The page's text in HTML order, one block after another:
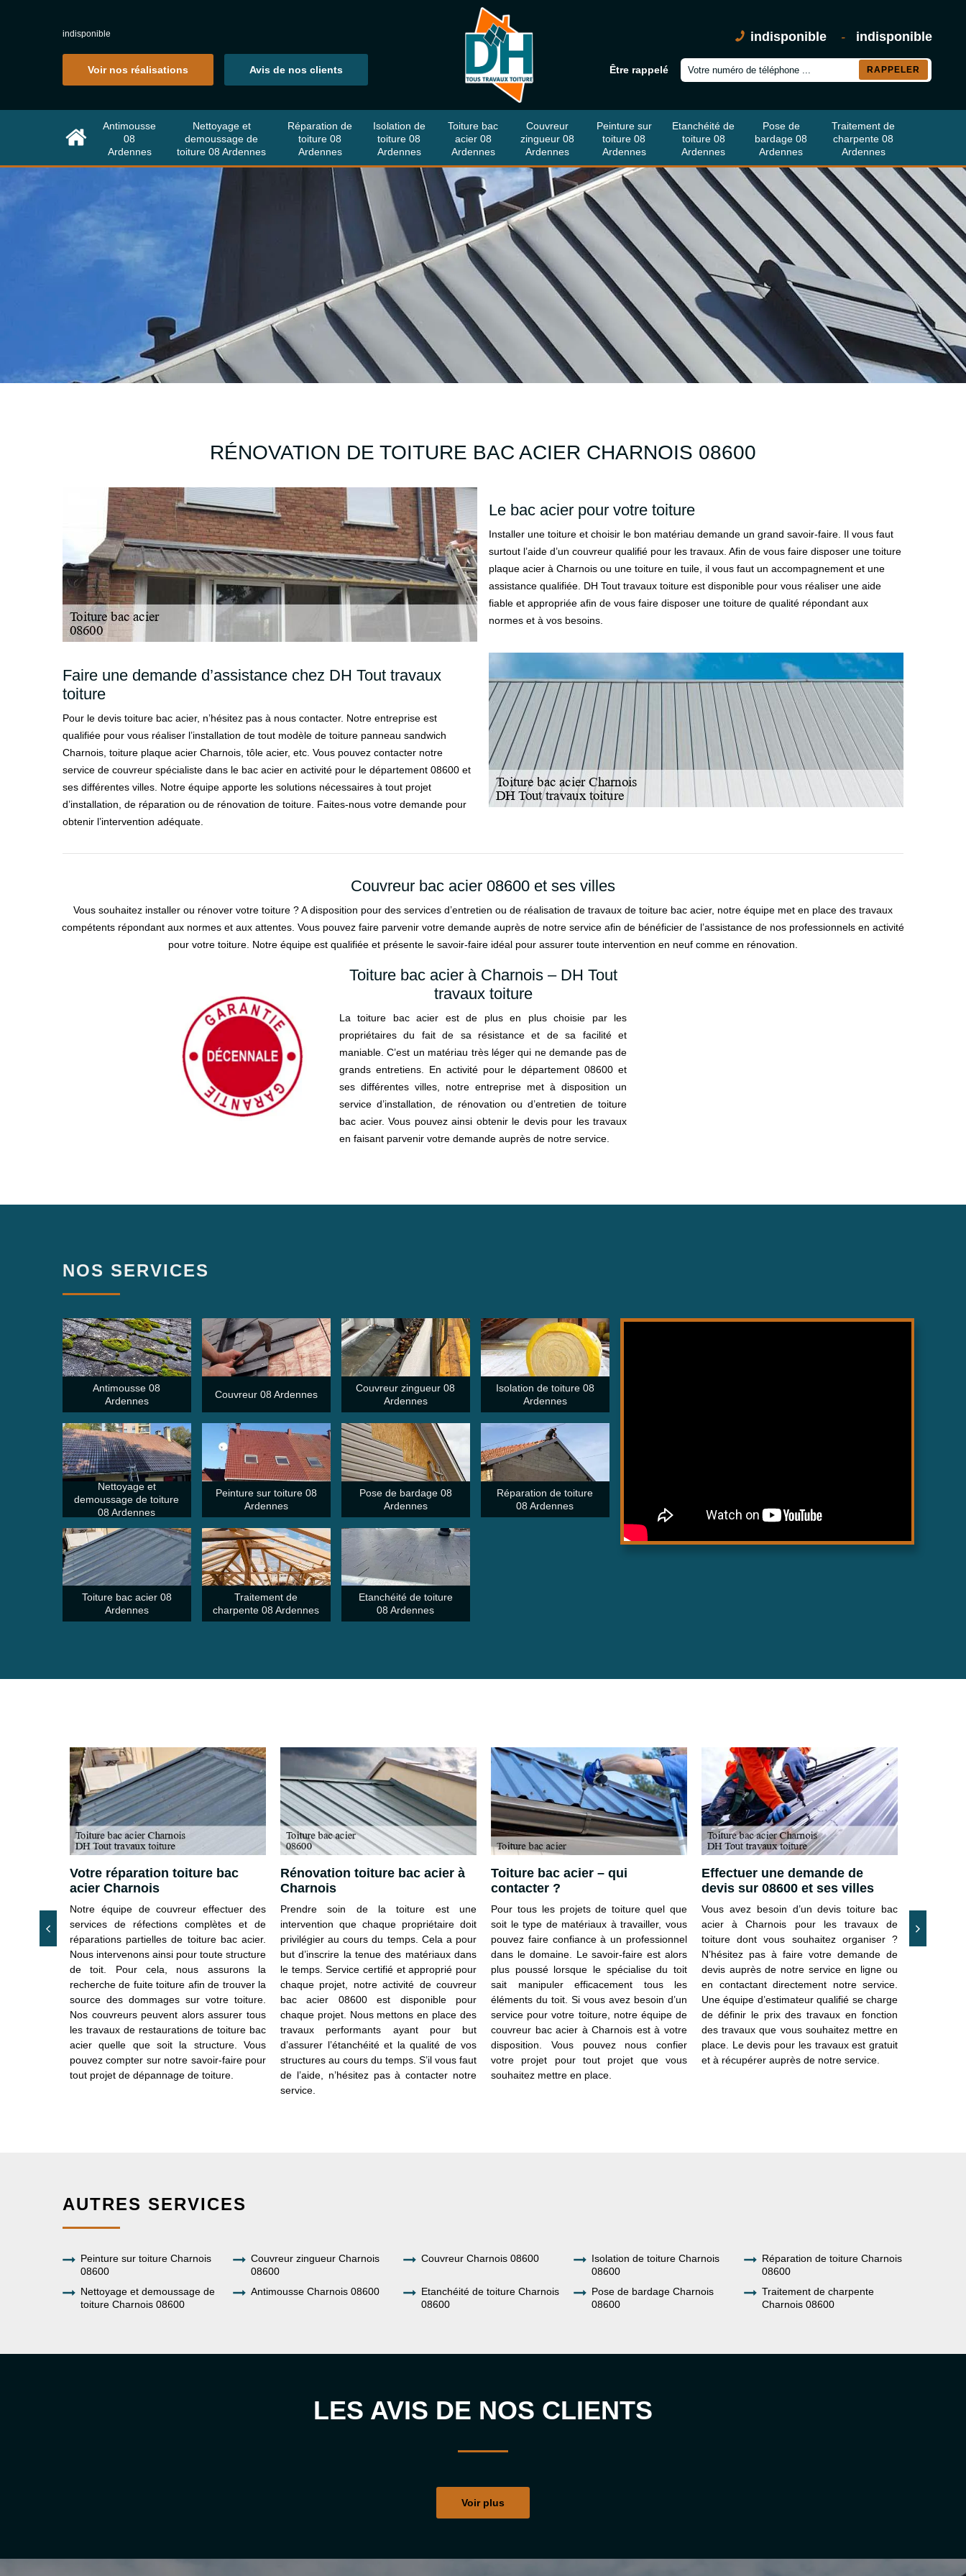
indisponible
Voir nos réalisations Avis de nos clients
indisponible - indisponible
Être rappelé
Antimousse
08
Ardennes
Nettoyage et
demoussage de
toiture 08 Ardennes
Réparation de
toiture 08
Ardennes
Isolation de
toiture 08
Ardennes
Toiture bac
acier 08
Ardennes
Couvreur
zingueur 08
Ardennes
Peinture sur
toiture 08
Ardennes
Etanchéité de
toiture 08
Ardennes
Pose de
bardage 08
Ardennes
Traitement de
charpente 08
Ardennes
RÉNOVATION DE TOITURE BAC ACIER CHARNOIS 08600
Le bac acier pour votre toiture
Installer une toiture et choisir le bon matériau demande un grand savoir-faire. Il vous faut
surtout l’aide d’un couvreur qualifié pour les travaux. Afin de vous faire disposer une toiture
plaque acier à Charnois ou une toiture en tuile, il vous faut un accompagnement et une
assistance qualifiée. DH Tout travaux toiture est disponible pour vous réaliser une aide
fiable et appropriée afin de vous faire disposer une toiture de qualité répondant aux
normes et à vos besoins.
Faire une demande d’assistance chez DH Tout travaux
toiture
Pour le devis toiture bac acier, n’hésitez pas à nous contacter. Notre entreprise est
qualifiée pour vous réaliser l’installation de tout modèle de toiture panneau sandwich
Charnois, toiture plaque acier Charnois, tôle acier, etc. Vous pouvez contacter notre
service de couvreur spécialiste dans le bac acier en activité pour le département 08600 et
ses différentes villes. Notre équipe apporte les solutions nécessaires à tout projet
d’installation, de réparation ou de rénovation de toiture. Faites-nous votre demande pour
obtenir l’intervention adéquate.
Couvreur bac acier 08600 et ses villes
Vous souhaitez installer ou rénover votre toiture ? A disposition pour des services d’entretien ou de réalisation de travaux de toiture bac acier, notre équipe met en place des travaux
compétents répondant aux normes et aux attentes. Vous pouvez faire parvenir votre demande auprès de notre service afin de bénéficier de l’assistance de nos professionnels en activité
pour votre toiture. Notre équipe est qualifiée et présente le savoir-faire idéal pour assurer toute intervention en neuf comme en rénovation.
Toiture bac acier à Charnois – DH Tout
travaux toiture
La toiture bac acier est de plus en plus choisie par les
propriétaires du fait de sa résistance et de sa facilité et
maniable. C’est un matériau très léger qui ne demande pas de
grands entretiens. En activité pour le département 08600 et
ses différentes villes, notre entreprise met à disposition un
service d’installation, de rénovation ou d’entretien de toiture
bac acier. Vous pouvez ainsi obtenir le devis pour les travaux
en faisant parvenir votre demande auprès de notre service.
NOS SERVICES
Antimousse 08
Ardennes
Couvreur 08 Ardennes
Couvreur zingueur 08
Ardennes
Isolation de toiture 08
Ardennes
Nettoyage et
demoussage de toiture
08 Ardennes
Peinture sur toiture 08
Ardennes
Pose de bardage 08
Ardennes
Réparation de toiture
08 Ardennes
Toiture bac acier 08
Ardennes
Traitement de
charpente 08 Ardennes
Etanchéité de toiture
08 Ardennes
notre
assurer
Votre réparation toiture bac
acier Charnois
Notre équipe de couvreur effectuer des
services de réfections complètes et de
réparations partielles de toiture bac acier.
Nous intervenons ainsi pour toute structure
de toit. Pour cela, nous assurons la
recherche de fuite toiture afin de trouver la
source des dommages sur votre toiture.
Nos couvreurs peuvent alors assurer tous
les travaux de restaurations de toiture bac
acier quelle que soit la structure. Vous
pouvez compter sur notre savoir-faire pour
tout projet de dépannage de toiture.
Rénovation toiture bac acier à
Charnois
Prendre soin de la toiture est une
intervention que chaque propriétaire doit
privilégier au cours du temps. Cela a pour
but d’inscrire la tenue des matériaux dans
le temps. Service certifié et approprié pour
chaque projet, notre activité de couvreur
bac acier 08600 est disponible pour
chaque projet. Nous mettons en place des
travaux performants ayant pour but
d’assurer l’étanchéité et la qualité de vos
structures au cours du temps. S’il vous faut
de l’aide, n’hésitez pas à contacter notre
service.
Toiture bac acier – qui
contacter ?
Pour tous les projets de toiture quel que
soit le type de matériaux à travailler, vous
pouvez faire confiance à un professionnel
dans le domaine. Le savoir-faire est alors
plus poussé lorsque le spécialise du toit
sait manipuler efficacement tous les
éléments du toit. Si vous avez besoin d’un
service pour votre toiture, notre équipe de
couvreur bac acier à Charnois est à votre
disposition. Vous pouvez nous confier
votre projet pour tout projet que vous
souhaitez mettre en place.
Effectuer une demande de
devis sur 08600 et ses villes
Vous avez besoin d’un devis toiture bac
acier à Charnois pour les travaux de
toiture dont vous souhaitez organiser ?
N’hésitez pas à faire votre demande de
devis auprès de notre service en ligne ou
en contactant directement notre service.
Une équipe d’estimateur qualifié se charge
de définir le prix des travaux en fonction
des travaux que vous souhaitez mettre en
place. Le devis pour les travaux est gratuit
et à récupérer auprès de notre service.
Pour
toiture,
AUTRES SERVICES
Peinture sur toiture Charnois
08600
Couvreur zingueur Charnois
08600
Couvreur Charnois 08600
Isolation de toiture Charnois
08600
Réparation de toiture Charnois
08600
Nettoyage et demoussage de
toiture Charnois 08600
Antimousse Charnois 08600
Etanchéité de toiture Charnois
08600
Pose de bardage Charnois
08600
Traitement de charpente
Charnois 08600
LES AVIS DE NOS CLIENTS
Voir plus